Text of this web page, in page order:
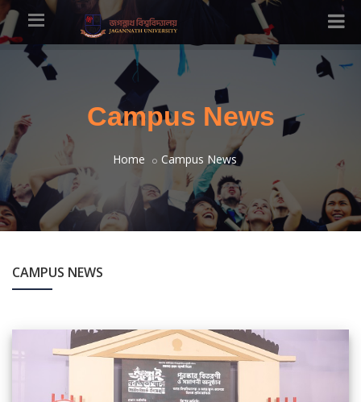
Campus News
Home Campus News
CAMPUS NEWS